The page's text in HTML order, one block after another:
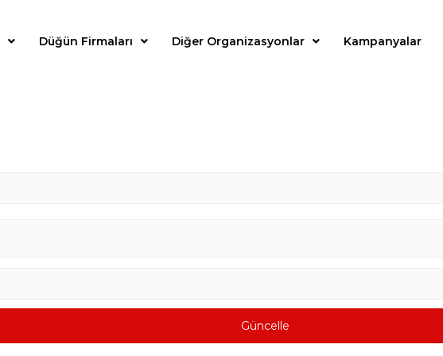
Düğün Firmaları Diğer Organizasyonlar Kampanyalar
Güncelle